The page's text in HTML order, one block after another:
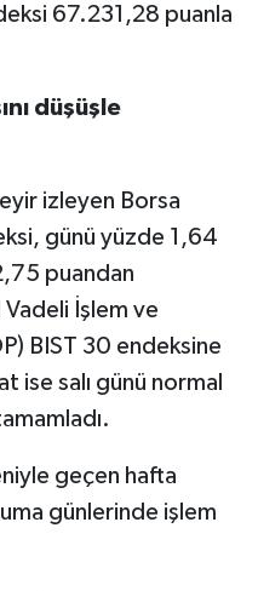
67.231,28 puanla
düşüşle
izleyen Borsa
günü yüzde 1,64
puandan
İşlem ve
BIST 30 endeksine
ise salı günü normal
geçen hafta
günlerinde işlem